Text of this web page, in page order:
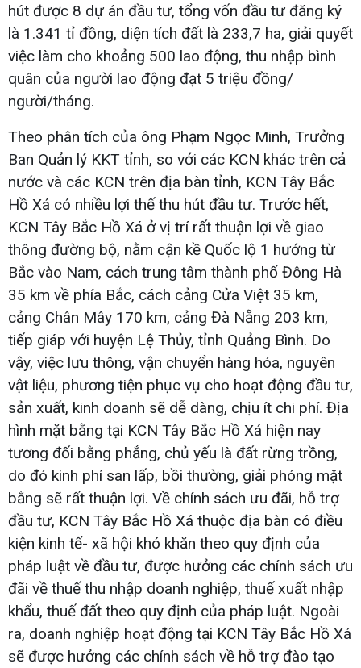
hút được 8 dự án đầu tư, tổng vốn đầu tư đăng ký
là 1.341 tỉ đồng, diện tích đất là 233,7 ha, giải quyết
việc làm cho khoảng 500 lao động, thu nhập bình
quân của người lao động đạt 5 triệu đồng/
người/tháng.
Theo phân tích của ông Phạm Ngọc Minh, Trưởng
Ban Quản lý KKT tỉnh, so với các KCN khác trên cả
nước và các KCN trên địa bàn tỉnh, KCN Tây Bắc
Hồ Xá có nhiều lợi thế thu hút đầu tư. Trước hết,
KCN Tây Bắc Hồ Xá ở vị trí rất thuận lợi về giao
thông đường bộ, nằm cận kề Quốc lộ 1 hướng từ
Bắc vào Nam, cách trung tâm thành phố Đông Hà
35 km về phía Bắc, cách cảng Cửa Việt 35 km,
cảng Chân Mây 170 km, cảng Đà Nẵng 203 km,
tiếp giáp với huyện Lệ Thủy, tỉnh Quảng Bình. Do
vậy, việc lưu thông, vận chuyển hàng hóa, nguyên
vật liệu, phương tiện phục vụ cho hoạt động đầu tư,
sản xuất, kinh doanh sẽ dễ dàng, chịu ít chi phí. Địa
hình mặt bằng tại KCN Tây Bắc Hồ Xá hiện nay
tương đối bằng phẳng, chủ yếu là đất rừng trồng,
do đó kinh phí san lấp, bồi thường, giải phóng mặt
bằng sẽ rất thuận lợi. Về chính sách ưu đãi, hỗ trợ
đầu tư, KCN Tây Bắc Hồ Xá thuộc địa bàn có điều
kiện kinh tế- xã hội khó khăn theo quy định của
pháp luật về đầu tư, được hưởng các chính sách ưu
đãi về thuế thu nhập doanh nghiệp, thuế xuất nhập
khẩu, thuế đất theo quy định của pháp luật. Ngoài
ra, doanh nghiệp hoạt động tại KCN Tây Bắc Hồ Xá
sẽ được hưởng các chính sách về hỗ trợ đào tạo